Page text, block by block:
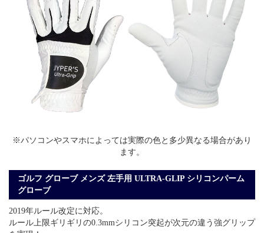
※パソコンやスマホによっては実際の色と多少異なる場合があり
ます。
ゴルフ グローブ メンズ 左手用 ULTRA-GLIP シリコンパーム
グローブ
2019年ルール改定に対応。
ルール上限ギリギリの0.3mmシリコン突起が次元の違う強グリップ